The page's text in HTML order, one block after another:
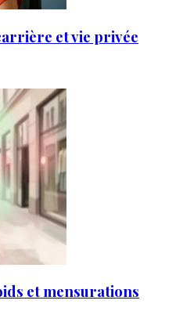
et vie privée
et mensurations